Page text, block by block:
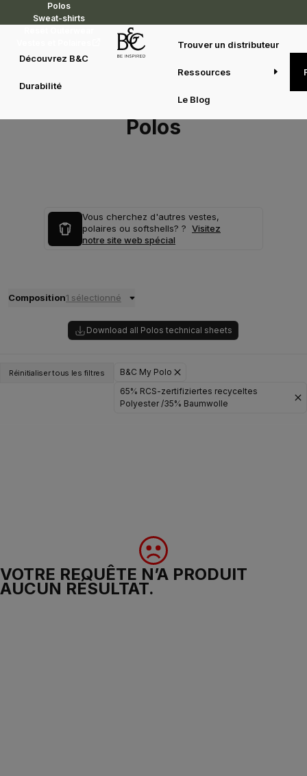
Polos
Sweat-shirts
Découvrez B&C
Durabilité
Trouver un distributeur
Ressources
Le Blog
Polos
Vous cherchez d'autres vestes,
polaires ou softshells? ? Visitez
notre site web spécial
Composition1 sélectionné
Download all Polos technical sheets
Réinitialiser tous les filtres
B&C My Polo
65% RCS-zertifiziertes recyceltes
Polyester /35% Baumwolle
VOTRE REQUÊTE N’A PRODUIT
AUCUN RÉSULTAT.